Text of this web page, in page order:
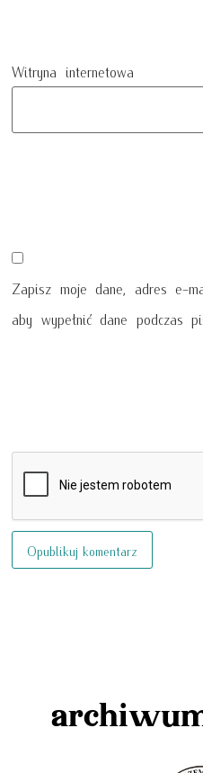
Witryna internetowa
Zapisz moje dane, adres e-
aby wypełnić dane podczas